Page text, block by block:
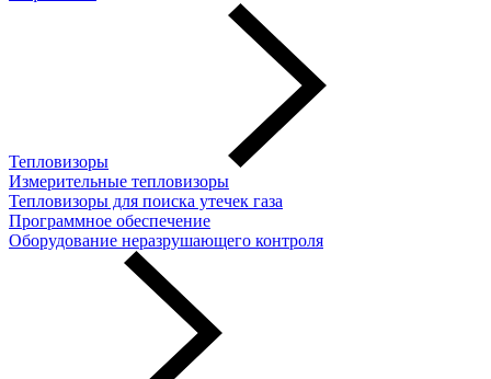
Тепловизоры
Измерительные тепловизоры
Тепловизоры для поиска утечек газа
Программное обеспечение
Оборудование неразрушающего контроля